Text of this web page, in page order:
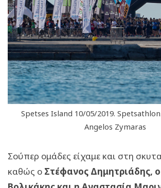
Spetses Island 10/05/2019.
Angelos Zymaras
Σούπερ ομάδες είχαμε και στη
καθώς ο Στέφανος Δημητριάδης,